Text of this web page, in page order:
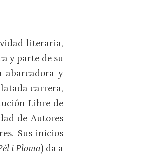
literaria,
y parte de su
abarcadora y
carrera,
Libre de
de Autores
Sus inicios
i Ploma) da a